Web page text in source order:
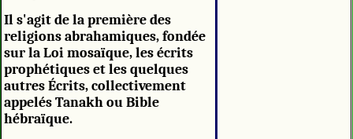
Il s'agit de la première des
religions abrahamiques, fondée
sur la Loi mosaïque, les écrits
prophétiques et les quelques
autres Écrits, collectivement
appelés Tanakh ou Bible
hébraïque.